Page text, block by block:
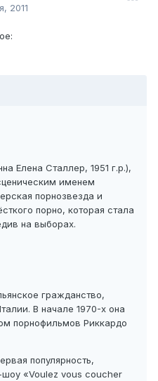
2011
Елена Сталлер, 1951 г.р.),
именем
порнозвезда и
порно, которая стала
на выборах.
гражданство,
В начале 1970-х она
порнофильмов Риккардо
популярность,
«Voulez vous coucher